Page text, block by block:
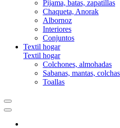
Pijama, batas, zapatillas
Chaqueta, Anorak
Albornoz
Interiores
Conjuntos
Textil hogar
Textil hogar
Colchones, almohadas
Sabanas, mantas, colchas
Toallas